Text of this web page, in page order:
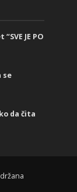
JE PO
se
da čita